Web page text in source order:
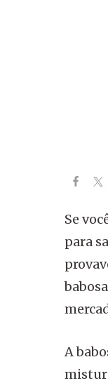
Se
para
A